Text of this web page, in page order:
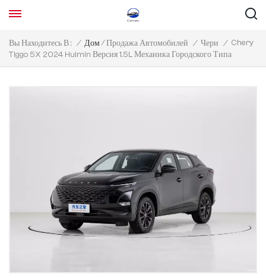
Вы Находитесь В : / Дом/Продажа Автомобилей / Чери / Chery
Tiggo 5X 2024 Huimin Версия 1.5L Механика Городского Типа